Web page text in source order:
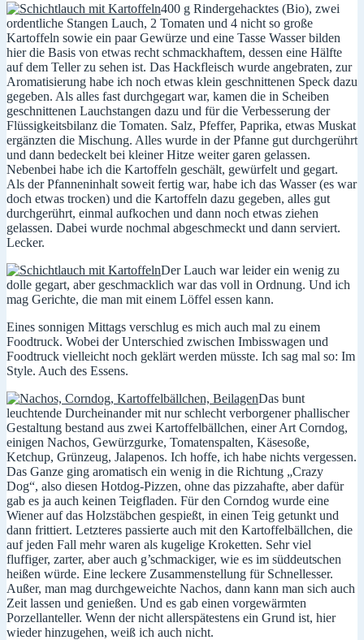
400 g Rindergehacktes (Bio), zwei
ordentliche Stangen Lauch, 2 Tomaten und 4 nicht so große
Kartoffeln sowie ein paar Gewürze und eine Tasse Wasser bilden
hier die Basis von etwas recht schmackhaftem, dessen eine Hälfte
auf dem Teller zu sehen ist. Das Hackfleisch wurde angebraten, zur
Aromatisierung habe ich noch etwas klein geschnittenen Speck dazu
gegeben. Als alles fast durchgegart war, kamen die in Scheiben
geschnittenen Lauchstangen dazu und für die Verbesserung der
Flüssigkeitsbilanz die Tomaten. Salz, Pfeffer, Paprika, etwas Muskat
ergänzten die Mischung. Alles wurde in der Pfanne gut durchgerührt
und dann bedeckelt bei kleiner Hitze weiter garen gelassen.
Nebenbei habe ich die Kartoffeln geschält, gewürfelt und gegart.
Als der Pfanneninhalt soweit fertig war, habe ich das Wasser (es war
doch etwas trocken) und die Kartoffeln dazu gegeben, alles gut
durchgerührt, einmal aufkochen und dann noch etwas ziehen
gelassen. Dabei wurde nochmal abgeschmeckt und dann serviert.
Lecker.
Der Lauch war leider ein wenig zu
dolle gegart, aber geschmacklich war das voll in Ordnung. Und ich
mag Gerichte, die man mit einem Löffel essen kann.
Eines sonnigen Mittags verschlug es mich auch mal zu einem
Foodtruck. Wobei der Unterschied zwischen Imbisswagen und
Foodtruck vielleicht noch geklärt werden müsste. Ich sag mal so: Im
Style. Auch des Essens.
Das bunt
leuchtende Durcheinander mit nur schlecht verborgener phallischer
Gestaltung bestand aus zwei Kartoffelbällchen, einer Art Corndog,
einigen Nachos, Gewürzgurke, Tomatenspalten, Käsesoße,
Ketchup, Grünzeug, Jalapenos. Ich hoffe, ich habe nichts vergessen.
Das Ganze ging aromatisch ein wenig in die Richtung „Crazy
Dog“, also diesen Hotdog-Pizzen, ohne das pizzahafte, aber dafür
gab es ja auch keinen Teigfladen. Für den Corndog wurde eine
Wiener auf das Holzstäbchen gespießt, in einen Teig getunkt und
dann frittiert. Letzteres passierte auch mit den Kartoffelbällchen, die
auf jeden Fall mehr waren als kugelige Kroketten. Sehr viel
fluffiger, zarter, aber auch g’schmackiger, wie es im süddeutschen
heißen würde. Eine leckere Zusammenstellung für Schnellesser.
Außer, man mag durchgeweichte Nachos, dann kann man sich auch
Zeit lassen und genießen. Und es gab einen vorgewärmten
Porzellanteller. Wenn der nicht allerspätestens ein Grund ist, hier
wieder hinzugehen, weiß ich auch nicht.